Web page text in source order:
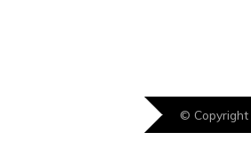
© Copyright